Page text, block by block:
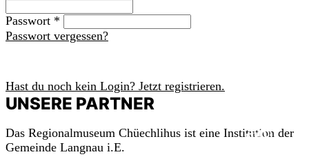
mit!
Passwort *
Passwort vergessen?
Hast du noch kein Login? Jetzt registrieren.
UNSERE PARTNER
Das Regionalmuseum Chüechlihus ist eine Institution der
Gemeinde Langnau i.E.